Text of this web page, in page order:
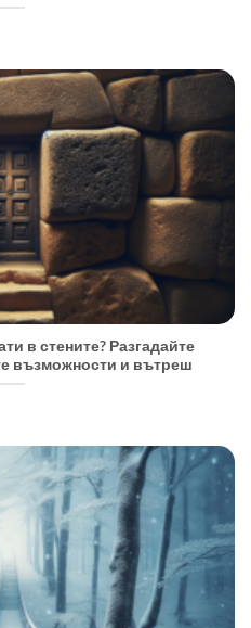
в стените? Разгадайте
възможности и вътреш